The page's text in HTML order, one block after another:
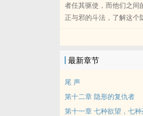
者任其驱使，而他们之间
正与邪的斗法，了解这个
最新章节
尾 声
第十二章 隐形的复仇者
第十一章 七种欲望，七